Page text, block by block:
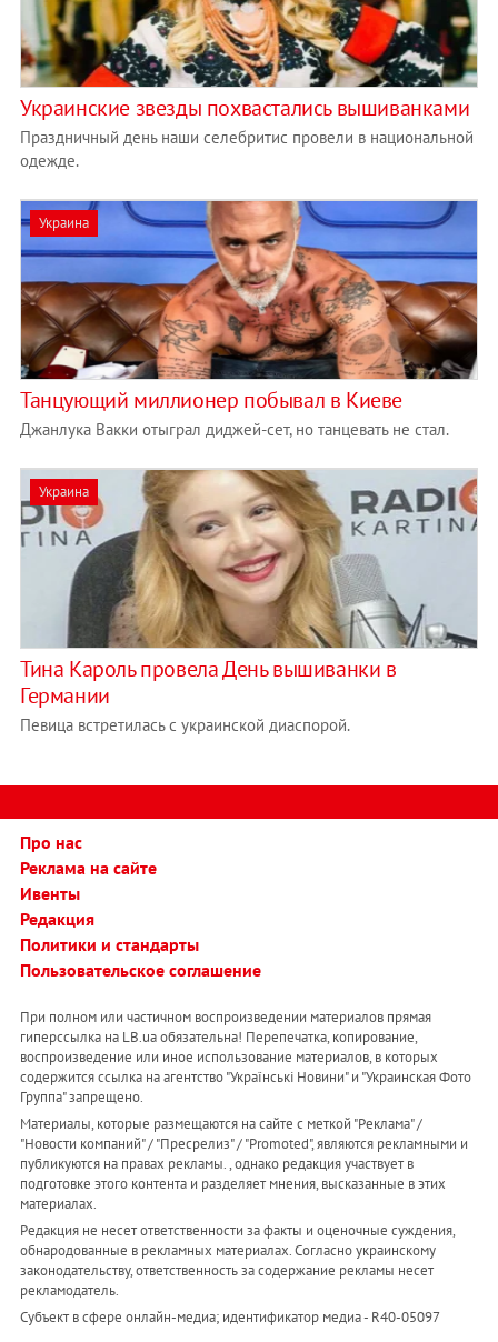
Украинские звезды похвастались вышиванками
Праздничный день наши селебритис провели в национальной
одежде.
Украина
Танцующий миллионер побывал в Киеве
Джанлука Вакки отыграл диджей-сет, но танцевать не стал.
Украина
Тина Кароль провела День вышиванки в
Германии
Певица встретилась с украинской диаспорой.
Про нас
Реклама на сайте
Ивенты
Редакция
Политики и стандарты
Пользовательское соглашение
При полном или частичном воспроизведении материалов прямая
гиперссылка на LB.ua обязательна! Перепечатка, копирование,
воспроизведение или иное использование материалов, в которых
содержится ссылка на агентство "Українськi Новини" и "Украинская Фото
Группа" запрещено.
Материалы, которые размещаются на сайте с меткой "Реклама" /
"Новости компаний" / "Пресрелиз" / "Promoted", являются рекламными и
публикуются на правах рекламы. , однако редакция участвует в
подготовке этого контента и разделяет мнения, высказанные в этих
материалах.
Редакция не несет ответственности за факты и оценочные суждения,
обнародованные в рекламных материалах. Согласно украинскому
законодательству, ответственность за содержание рекламы несет
рекламодатель.
Субъект в сфере онлайн-медиа; идентификатор медиа - R40-05097